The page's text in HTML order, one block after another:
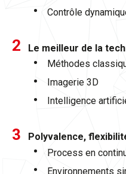
Contrôle
Le meilleur de la
Méthodes
Imagerie 3D
Intelligence
Polyvalence,
Process en
Environnements